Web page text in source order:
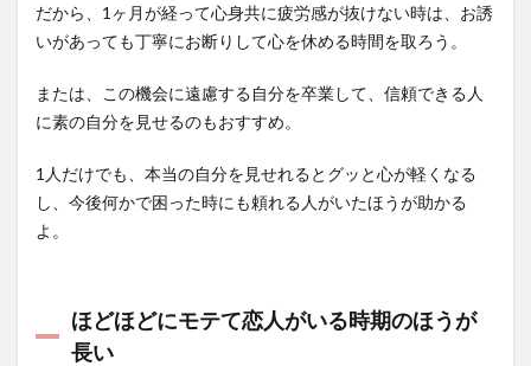
だから、1ヶ月が経って心身共に疲労感が抜けない時は、お誘
いがあっても丁寧にお断りして心を休める時間を取ろう。
または、この機会に遠慮する自分を卒業して、信頼できる人
に素の自分を見せるのもおすすめ。
1人だけでも、本当の自分を見せれるとグッと心が軽くなる
し、今後何かで困った時にも頼れる人がいたほうが助かる
よ。
ほどほどにモテて恋人がいる時期のほうが
長い